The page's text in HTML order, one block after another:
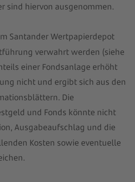
sind hiervon ausgenommen.
Santander Wertpapierdepot
verwahrt werden (siehe
einer Fondsanlage erhöht
nicht und ergibt sich aus den
Die
und Fonds könnte nicht
Ausgabeaufschlag und die
Kosten sowie eventuelle